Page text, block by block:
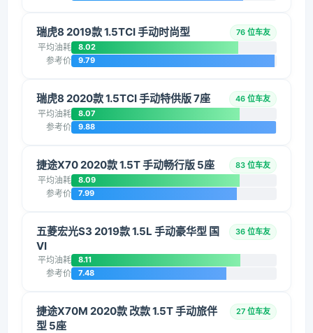
瑞虎8 2019款 1.5TCI 手动时尚型 76 位车友
平均油耗 8.02
参考价 9.79
瑞虎8 2020款 1.5TCI 手动特供版 7座 46 位车友
平均油耗 8.07
参考价 9.88
捷途X70 2020款 1.5T 手动畅行版 5座 83 位车友
平均油耗 8.09
参考价 7.99
五菱宏光S3 2019款 1.5L 手动豪华型 国
VI
36 位车友
平均油耗 8.11
参考价 7.48
捷途X70M 2020款 改款 1.5T 手动旅伴
型 5座
27 位车友